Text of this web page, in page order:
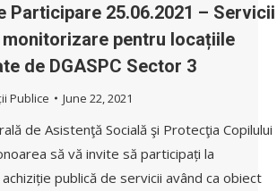
Participare 25.06.2021 – Servicii
monitorizare pentru locațiile
de DGASPC Sector 3
Publice June 22, 2021
de Asistenţă Socială şi Protecţia Copilului
să vă invite să participați la
publică de servicii având ca obiect